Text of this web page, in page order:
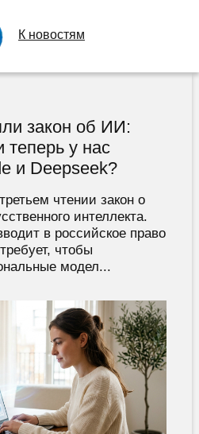
К новостям
закон об ИИ:
теперь у нас
и Deepseek?
чтении закон о
интеллекта.
в российское право
чтобы
модел...